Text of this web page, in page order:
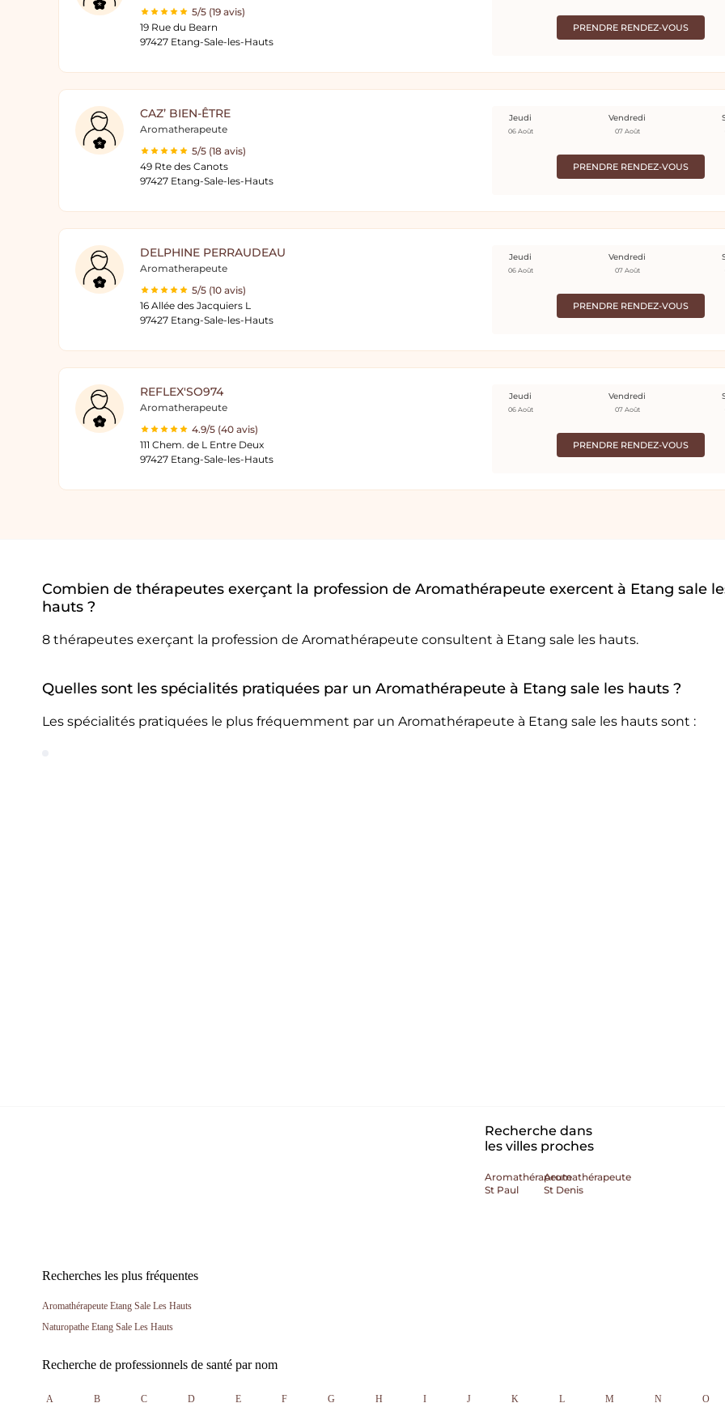
5/5 (19 avis)
19 Rue du Bearn
97427 Etang-Sale-les-Hauts
PRENDRE RENDEZ-VOUS
CAZ’ BIEN-ÊTRE
Aromatherapeute
5/5 (18 avis)
49 Rte des Canots
97427 Etang-Sale-les-Hauts
PRENDRE RENDEZ-VOUS
Jeudi
06 Août
Vendredi
07 Août
DELPHINE PERRAUDEAU
Aromatherapeute
5/5 (10 avis)
16 Allée des Jacquiers L
97427 Etang-Sale-les-Hauts
PRENDRE RENDEZ-VOUS
Jeudi
06 Août
Vendredi
07 Août
REFLEX'SO974
Aromatherapeute
4.9/5 (40 avis)
111 Chem. de L Entre Deux
97427 Etang-Sale-les-Hauts
PRENDRE RENDEZ-VOUS
Jeudi
06 Août
Vendredi
07 Août
Combien de thérapeutes exerçant la profession de Aromathérapeute exercent à Etang sale
hauts ?
8 thérapeutes exerçant la profession de Aromathérapeute consultent à Etang sale les hauts.
Quelles sont les spécialités pratiquées par un Aromathérapeute à Etang sale les hauts ?
Les spécialités pratiquées le plus fréquemment par un Aromathérapeute à Etang sale les hauts sont :
Recherche dans
les villes proches
Aromathérapeute
St Paul
Aromathérapeute
St Denis
Recherches les plus fréquentes
Aromathérapeute Etang Sale Les Hauts
Naturopathe Etang Sale Les Hauts
Recherche de professionnels de santé par nom
A B C D E F G H I J K L M N O